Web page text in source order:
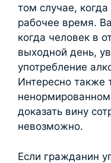
том случае,
рабочее время.
когда человек в
выходной день,
употребление
Интересно также
доказать вину
невозможно.
Если гражданин